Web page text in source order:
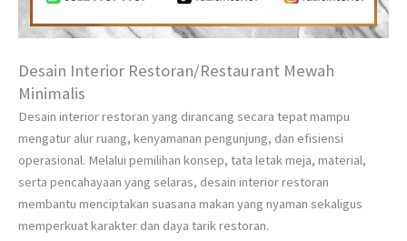
Desain Interior Restoran/Restaurant Mewah
Minimalis
Desain interior restoran yang dirancang secara tepat mampu
mengatur alur ruang, kenyamanan pengunjung, dan efisiensi
operasional. Melalui pemilihan konsep, tata letak meja, material,
serta pencahayaan yang selaras, desain interior restoran
membantu menciptakan suasana makan yang nyaman sekaligus
memperkuat karakter dan daya tarik restoran.